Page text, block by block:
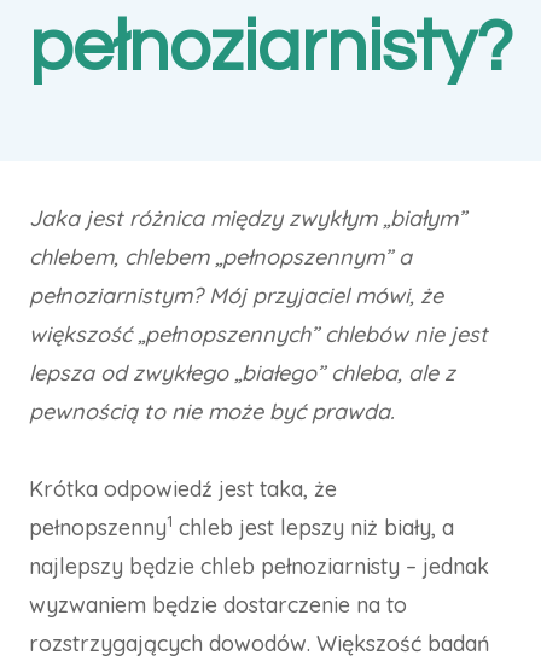
pełnoziarnisty?
Jaka jest różnica między zwykłym „białym”
chlebem, chlebem „pełnopszennym” a
pełnoziarnistym? Mój przyjaciel mówi, że
większość „pełnopszennych” chlebów nie jest
lepsza od zwykłego „białego” chleba, ale z
pewnością to nie może być prawda.
Krótka odpowiedź jest taka, że
pełnopszenny1 chleb jest lepszy niż biały, a
najlepszy będzie chleb pełnoziarnisty – jednak
wyzwaniem będzie dostarczenie na to
rozstrzygających dowodów. Większość badań